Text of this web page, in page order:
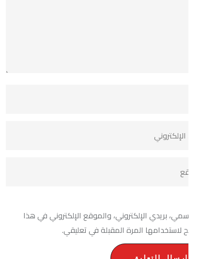
الإلكتروني، والموقع الإلكتروني في هذا
المرة المقبلة في تعليقي.